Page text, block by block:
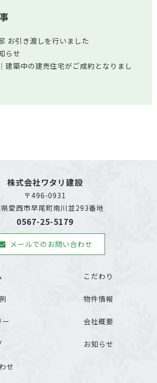
お引き渡しを行いました
らせ
建築中の建売住宅がご成約となりまし
株式会社ワタリ建設
〒496-0931
愛西市早尾町南川並293番地
0567-25-5179
メールでのお問い合わせ
こだわり
物件情報
ー 会社概要
お知らせ
せ